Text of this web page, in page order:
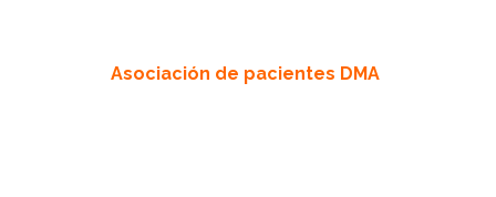
Asociación de pacientes DMA